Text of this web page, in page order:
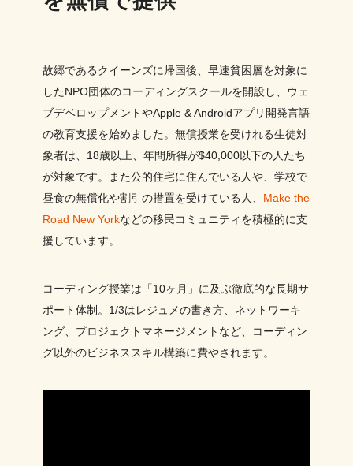
故郷であるクイーンズに帰国後、早速貧困層を対象に
したNPO団体のコーディングスクールを開設し、ウェ
ブデベロップメントやApple & Androidアプリ開発言語
の教育支援を始めました。無償授業を受けれる生徒対
象者は、18歳以上、年間所得が$40,000以下の人たち
が対象です。また公的住宅に住んでいる人や、学校で
昼食の無償化や割引の措置を受けている人、 Make the
Road New Yorkなどの移民コミュニティを積極的に支
援しています。
コーディング授業は「10ヶ月」に及ぶ徹底的な長期サ
ポート体制。1/3はレジュメの書き方、ネットワーキ
ング、プロジェクトマネージメントなど、コーディン
グ以外のビジネススキル構築に費やされます。